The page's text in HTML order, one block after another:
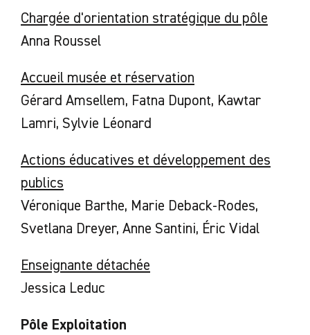
Chargée d'orientation stratégique du pôle
Anna Roussel
Accueil musée et réservation
Gérard Amsellem, Fatna Dupont, Kawtar
Lamri, Sylvie Léonard
Actions éducatives et développement des
publics
Véronique Barthe, Marie Deback-Rodes,
Svetlana Dreyer, Anne Santini, Éric Vidal
Enseignante détachée
Jessica Leduc
Pôle Exploitation